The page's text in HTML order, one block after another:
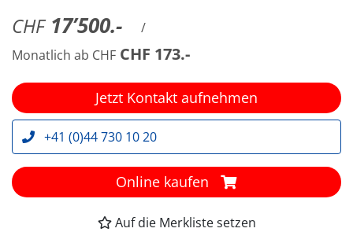
CHF 17’500.-
/
Monatlich ab CHF CHF 173.-
Jetzt Kontakt aufnehmen
+41 (0)44 730 10 20
Online kaufen
Auf die Merkliste setzen